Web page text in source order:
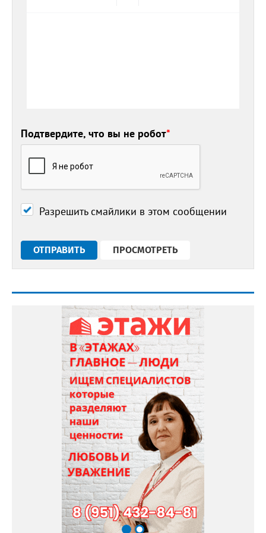
Подтвердите, что вы не робот*
Разрешить смайлики в этом сообщении